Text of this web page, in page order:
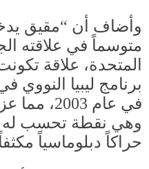
وأضاف أن “مقيق
متوسماً في علاقته
المتحدة، علاقة
برنامج ليبيا
في عام 2003، مما
وهي نقطة تحسب له
حراكاً دبلوماسياً